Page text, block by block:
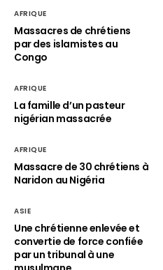
AFRIQUE
Massacres de chrétiens
par des islamistes au
Congo
AFRIQUE
La famille d’un pasteur
nigérian massacrée
AFRIQUE
Massacre de 30 chrétiens à
Naridon au Nigéria
ASIE
Une chrétienne enlevée et
convertie de force confiée
par un tribunal à une